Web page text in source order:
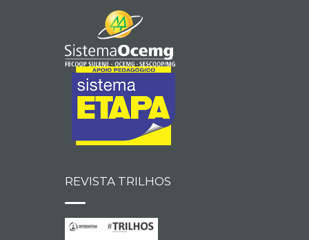
REVISTA TRILHOS